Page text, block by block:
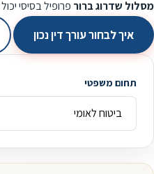
מסלול שדרוג ברור פרופיל בסיסי
איך לבחור עורך דין נכון
תחום משפטי